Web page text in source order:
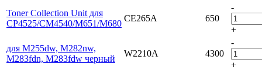
Toner Collection Unit для
CP4525/CM4540/M651/M680
CE265A 650
-
+
для M255dw, M282nw,
M283fdn, M283fdw черный
W2210A 4300
-
+